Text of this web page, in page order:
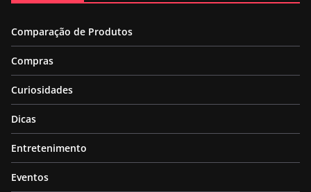
Comparação de Produtos
Compras
Curiosidades
Dicas
Entretenimento
Eventos